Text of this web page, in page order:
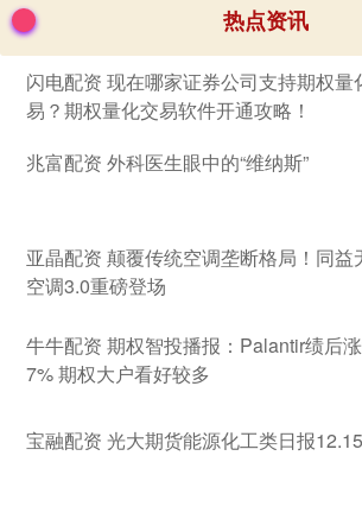
热点资讯
闪电配资 现在哪家证券公司支持期权量
易？期权量化交易软件开通攻略！
兆富配资 外科医生眼中的“维纳斯”
亚晶配资 颠覆传统空调垄断格局！同益
空调3.0重磅登场
牛牛配资 期权智投播报：Palantir绩后
7% 期权大户看好较多
宝融配资 光大期货能源化工类日报12.15